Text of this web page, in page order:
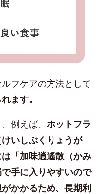
フケアの方法として
ます。
例えば、 ホットフラ
いしぶくりょうが
「加味逍遙散（かみ
で手に入りやすいので
かかるため、長期利